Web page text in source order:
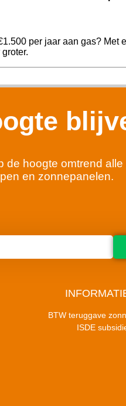
per jaar aan gas? Met
de hoogte omtrend
en zonnepanelen.
BTW teruggave
ISDE